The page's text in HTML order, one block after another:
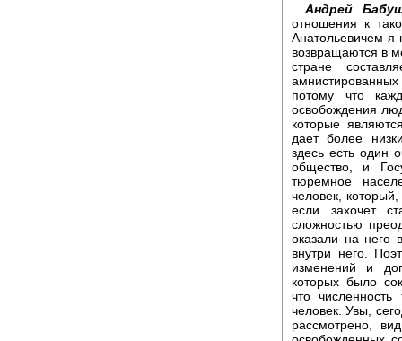
Андрей
отношения к
Анатольевичем я
возвращаются в
стране
потому что
освобождения
которые
дает более
здесь есть один
общество, и
тюремное
человек,
если захочет
сложностью
оказали на него
внутри него.
изменений и
которых было
что
человек. Увы,
рассмотрено,